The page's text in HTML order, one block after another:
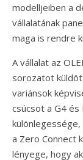
modelljeiben a
vállalatának
maga is rendre
A vállalat az
sorozatot
variánsok
csúcsot a G4 és
a Zero Connect
lényege, hogy